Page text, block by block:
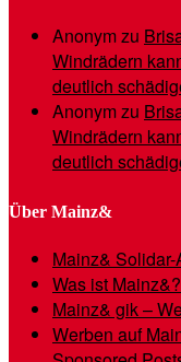
Anonymzu
Windrädern
deutlich
Anonymzu
Windrädern
deutlich
Über Mainz&
Mainz&
Was ist Mainz&?
Mainz& gik –
Werben auf